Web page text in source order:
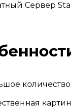
количество